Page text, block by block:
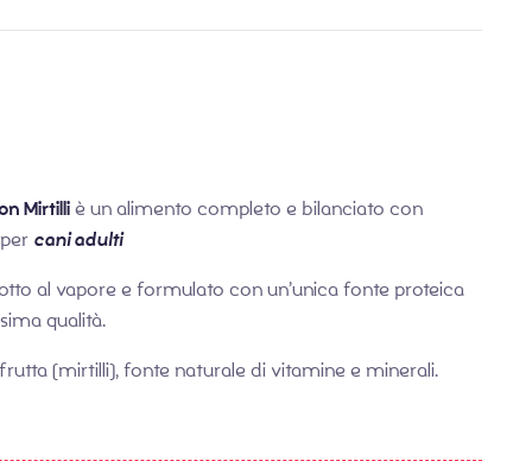
Mirtilliè un alimento completo e bilanciato con
cani adulti
al vapore e formulato con un’unica fonte proteica
qualità.
(mirtilli), fonte naturale di vitamine e minerali.